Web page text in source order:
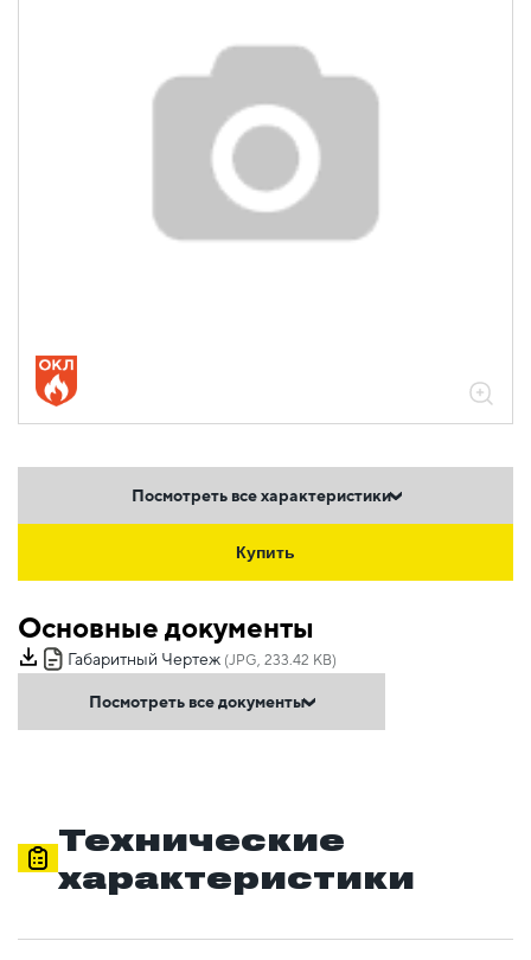
Посмотреть все характеристики
Купить
Основные документы
Габаритный Чертеж (JPG, 233.42 KB)
Посмотреть все документы
Технические
характеристики